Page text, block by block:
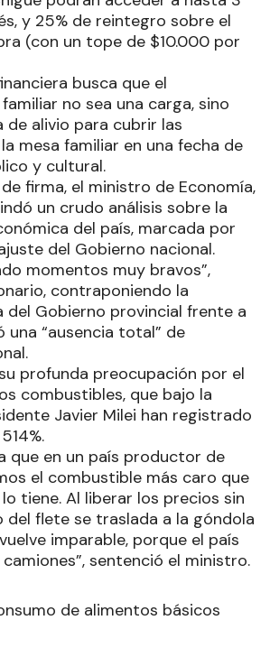
y 25% de reintegro sobre el
(con un tope de $10.000 por
busca que el
no sea una carga, sino
de alivio para cubrir las
mesa familiar en una fecha de
y cultural.
firma, el ministro de Economía,
un crudo análisis sobre la
del país, marcada por
del Gobierno nacional.
momentos muy bravos”,
contraponiendo la
del Gobierno provincial frente a
una “ausencia total” de
profunda preocupación por el
combustibles, que bajo la
Javier Milei han registrado
que en un país productor de
el combustible más caro que
tiene. Al liberar los precios sin
flete se traslada a la góndola
imparable, porque el país
sentenció el ministro.
de alimentos básicos